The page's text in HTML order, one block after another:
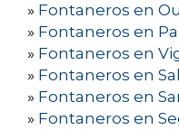
» Fontaneros en
» Fontaneros en
» Fontaneros en
» Fontaneros en
» Fontaneros en
» Fontaneros en